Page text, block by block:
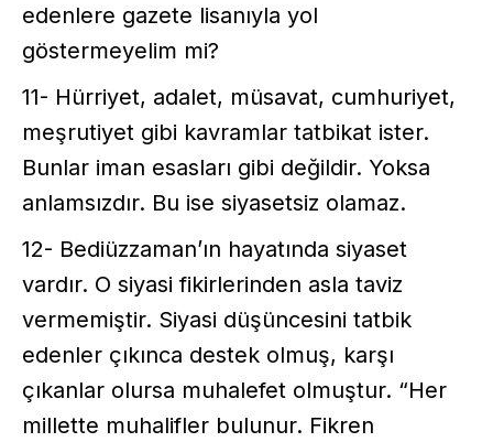
edenlere gazete lisanıyla yol
göstermeyelim mi?
11- Hürriyet, adalet, müsavat, cumhuriyet,
meşrutiyet gibi kavramlar tatbikat ister.
Bunlar iman esasları gibi değildir. Yoksa
anlamsızdır. Bu ise siyasetsiz olamaz.
12- Bediüzzaman’ın hayatında siyaset
vardır. O siyasi fikirlerinden asla taviz
vermemiştir. Siyasi düşüncesini tatbik
edenler çıkınca destek olmuş, karşı
çıkanlar olursa muhalefet olmuştur. “Her
millette muhalifler bulunur. Fikren